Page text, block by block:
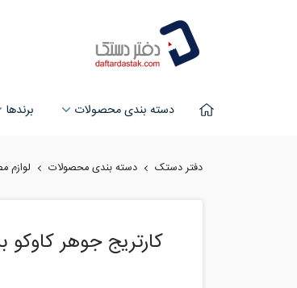
دسته بندی محصولات برند‌ها
دفتر دستک دسته بندی محصولات لوازم
کارتریج جوهر کاوکو بسته